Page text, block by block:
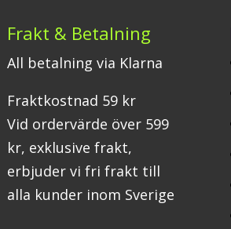
Frakt & Betalning
All betalning via Klarna
Fraktkostnad 59 kr
Vid ordervärde över 599
kr, exklusive frakt,
erbjuder vi fri frakt till
alla kunder inom Sverige